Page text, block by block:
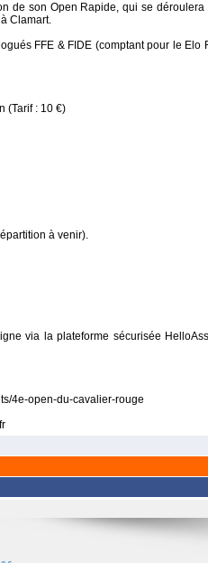
de son Open Rapide, qui se
Clamart.
FFE & FIDE (comptant pour le Elo
(Tarif : 10 €)
à venir).
via la plateforme sécurisée
4e-open-du-cavalier-rouge